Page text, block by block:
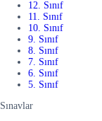
12. Sınıf
11. Sınıf
10. Sınıf
9. Sınıf
8. Sınıf
7. Sınıf
6. Sınıf
5. Sınıf
Sınavlar